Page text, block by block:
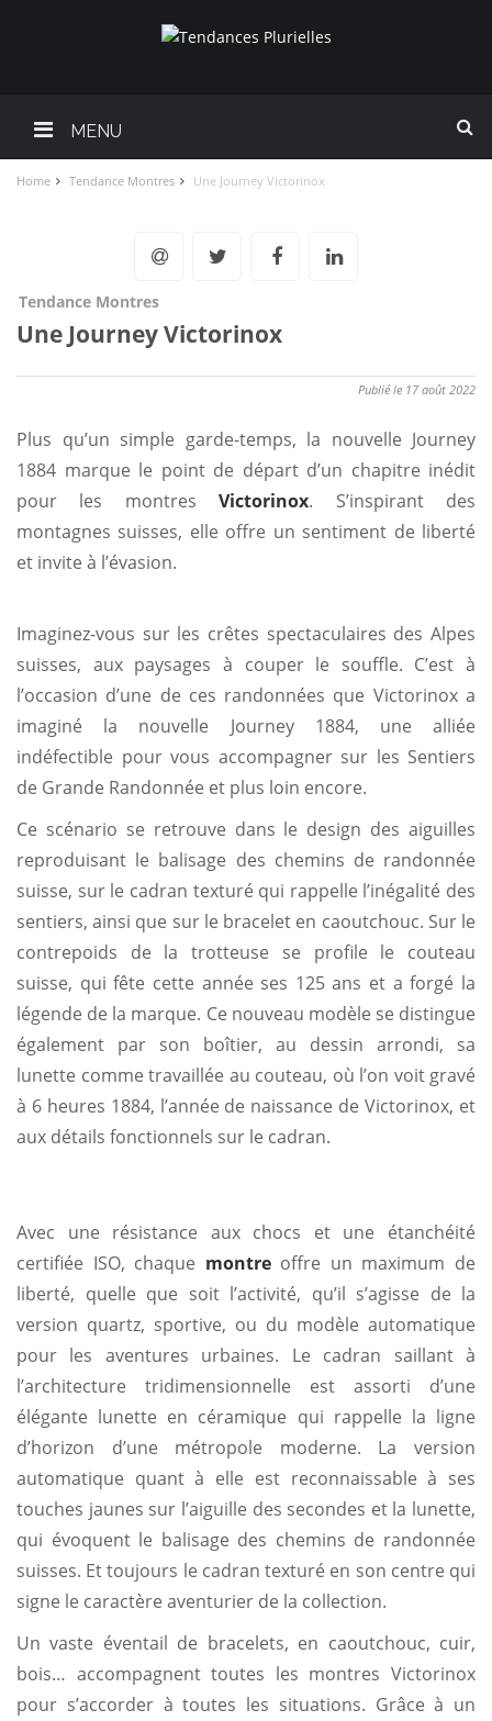
MENU
Home Tendance Montres Une Journey Victorinox
Tendance Montres
Une Journey Victorinox
Publié le 17 août 2022
Plus qu’un simple garde-temps, la nouvelle Journey
1884 marque le point de départ d’un chapitre inédit
pour les montresVictorinox. S’inspirant des
montagnes suisses, elle offre un sentiment de liberté
et invite à l’évasion.
Imaginez-vous sur les crêtes spectaculaires des Alpes
suisses, aux paysages à couper le souffle. C’est à
l’occasion d’une de ces randonnées que Victorinox a
imaginé la nouvelle Journey 1884, une alliée
indéfectible pour vous accompagner sur les Sentiers
de Grande Randonnée et plus loin encore.
Ce scénario se retrouve dans le design des aiguilles
reproduisant le balisage des chemins de randonnée
suisse, sur le cadran texturé qui rappelle l’inégalité des
sentiers, ainsi que sur le bracelet en caoutchouc. Sur le
contrepoids de la trotteuse se profile le couteau
suisse, qui fête cette année ses 125 ans et a forgé la
légende de la marque. Ce nouveau modèle se distingue
également par son boîtier, au dessin arrondi, sa
lunette comme travaillée au couteau, où l’on voit gravé
à 6 heures 1884, l’année de naissance de Victorinox, et
aux détails fonctionnels sur le cadran.
Avec une résistance aux chocs et une étanchéité
certifiée ISO, chaque montre offre un maximum de
liberté, quelle que soit l’activité, qu’il s’agisse de la
version quartz, sportive, ou du modèle automatique
pour les aventures urbaines. Le cadran saillant à
l’architecture tridimensionnelle est assorti d’une
élégante lunette en céramique qui rappelle la ligne
d’horizon d’une métropole moderne. La version
automatique quant à elle est reconnaissable à ses
touches jaunes sur l’aiguille des secondes et la lunette,
qui évoquent le balisage des chemins de randonnée
suisses. Et toujours le cadran texturé en son centre qui
signe le caractère aventurier de la collection.
Un vaste éventail de bracelets, en caoutchouc, cuir,
bois… accompagnent toutes les montres Victorinox
pour s’accorder à toutes les situations. Grâce à un